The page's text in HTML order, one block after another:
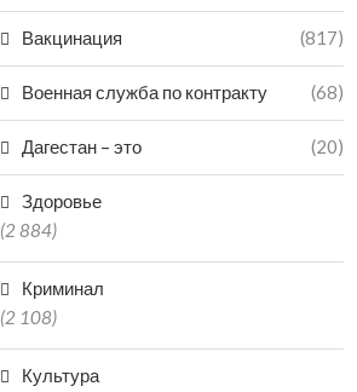
Вакцинация (817)
Военная служба по контракту (68)
Дагестан – это (20)
Здоровье
(2 884)
Криминал
(2 108)
Культура